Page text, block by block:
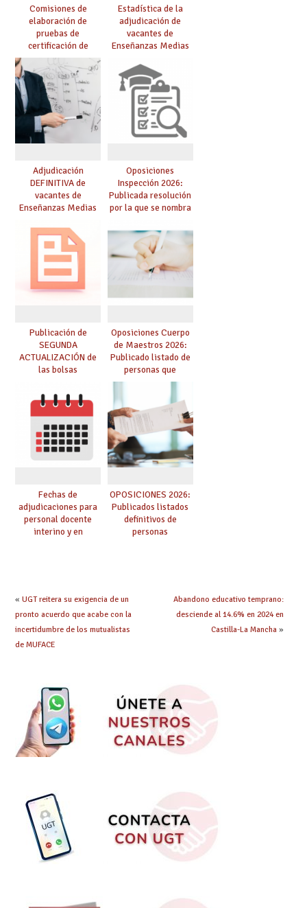
Comisiones de
elaboración de
pruebas de
certificación de
competencia
lingüística: publicada
resolución definitiva
Estadística de la
adjudicación de
vacantes de
Enseñanzas Medias
Adjudicación
DEFINITIVA de
vacantes de
Enseñanzas Medias
Oposiciones
Inspección 2026:
Publicada resolución
por la que se nombra
prácticas, se regulan
dichas prácticas y se
convoca acto público
de adjudicación
Publicación de
SEGUNDA
ACTUALIZACIÓN de
las bolsas
Cuerpo de Maestros
de especialidades
convocadas a
oposición
Oposiciones Cuerpo
de Maestros 2026:
Publicado listado de
personas que
adquieren nueva
especialidad
Fechas de
adjudicaciones para
personal docente
interino y en
OPOSICIONES 2026:
Publicados listados
definitivos de
personas
« UGT reitera su exigencia de un
pronto acuerdo que acabe con la
incertidumbre de los mutualistas
de MUFACE
Abandono educativo temprano:
desciende al 14.6% en 2024 en
Castilla-La Mancha»